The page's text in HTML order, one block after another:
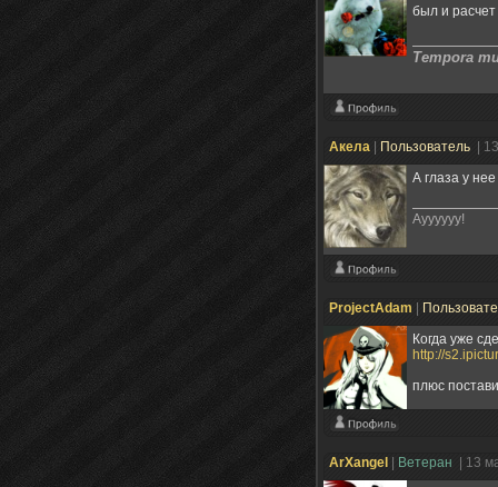
был и расчет
Tempora
Акела Пользователь
|
А глаза у
Ауууууу!
ProjectAdam
Когда уже
http://
плюс
ArXangel Ветеран | 13